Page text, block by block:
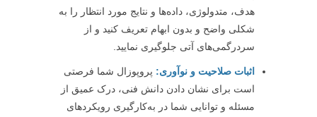
هدف، متدولوژی، داده‌ها و نتایج مورد انتظار را به
شکلی واضح و بدون ابهام تعریف کنید و از
سردرگمی‌های آتی جلوگیری نمایید.
اثبات صلاحیت و نوآوری: پروپوزال شما فرصتی
است برای نشان دادن دانش فنی، درک عمیق از
مسئله و توانایی شما در به‌کارگیری رویکردهای